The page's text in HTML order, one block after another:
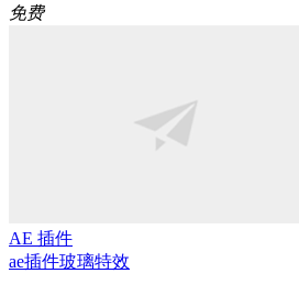
免费
AE 插件
ae插件玻璃特效